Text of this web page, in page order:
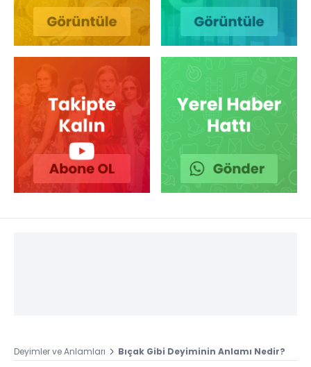
Deyimler ve Anlamları Bıçak Gibi Deyiminin Anlamı Nedir?